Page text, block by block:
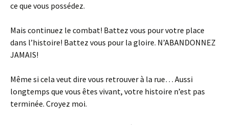
ce que vous possédez.
Mais continuez le combat! Battez vous pour votre place
dans l’histoire! Battez vous pour la gloire. N’ABANDONNEZ
JAMAIS!
Même si cela veut dire vous retrouver à la rue… Aussi
longtemps que vous êtes vivant, votre histoire n’est pas
terminée. Croyez moi.